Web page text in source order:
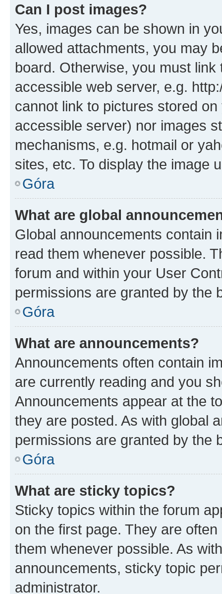
Can I post images?
Yes, images can be shown in
allowed attachments, you may
board. Otherwise, you must
accessible web server, e.g.
cannot link to pictures stored
accessible server) nor images
mechanisms, e.g. hotmail or
sites, etc. To display the image
Góra
What are global
Global announcements contain
read them whenever possible.
forum and within your User
permissions are granted by the
Góra
What are announcements?
Announcements often contain
are currently reading and you
Announcements appear at the
they are posted. As with global
permissions are granted by the
Góra
What are sticky topics?
Sticky topics within the forum
on the first page. They are
them whenever possible. As
announcements, sticky topic
administrator.